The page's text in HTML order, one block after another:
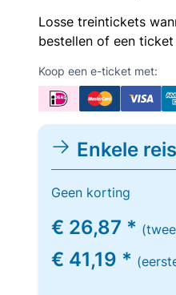
Losse treintickets
bestellen of een
Koop een e-ticket met:
Enkele reis
Geen korting
€ 26,87 *
€ 41,19 *